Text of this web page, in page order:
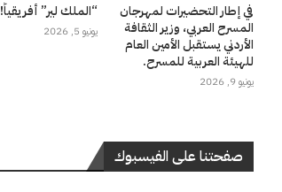
في إطار التحضيرات لمهرجان
المسرح العربي، وزير الثقافة
الأردني يستقبل الأمين العام
للهيئة العربية للمسرح.
يونيو 9, 2026
“الملك لير” أفريقياً!
يونيو 5, 2026
صفحتنا على الفيسبوك